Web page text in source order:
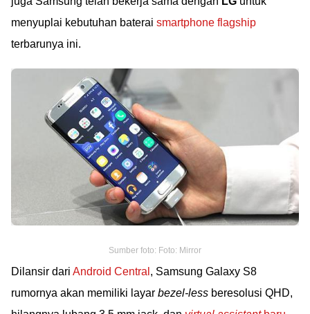
menyuplai kebutuhan baterai smartphone flagship
terbarunya ini.
Sumber foto: Foto: Mirror
Dilansir dari Android Central , Samsung Galaxy S8
rumornya akan memiliki layar bezel-less beresolusi QHD,